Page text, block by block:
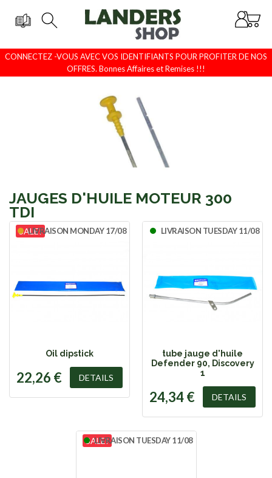
CONNECTEZ -VOUS AVEC VOS IDENTIFIANTS POUR PROFITER DE NOS
OFFRES. Bonnes Affaires et Remises !!!
JAUGES D'HUILE MOTEUR 300
TDI
SALE!
LIVRAISON MONDAY 17/08
Oil dipstick
22,26 € DETAILS
LIVRAISON TUESDAY 11/08
tube jauge d'huile
Defender 90, Discovery
1
24,34 € DETAILS
SALE!
LIVRAISON TUESDAY 11/08